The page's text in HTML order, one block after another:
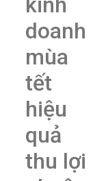
doanh
mùa
tết
hiệu
quả
thu lợi